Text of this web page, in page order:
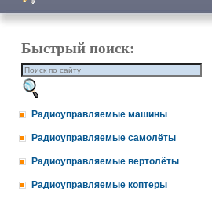
Быстрый поиск:
Радиоуправляемые машины
Радиоуправляемые самолёты
Радиоуправляемые вертолёты
Радиоуправляемые коптеры